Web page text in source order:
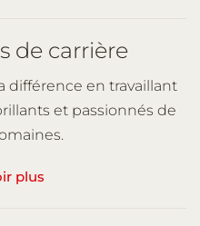
de carrière
différence en travaillant
et passionnés de
plus